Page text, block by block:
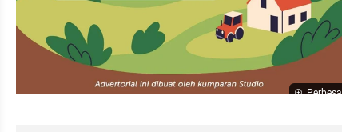
Perbesar